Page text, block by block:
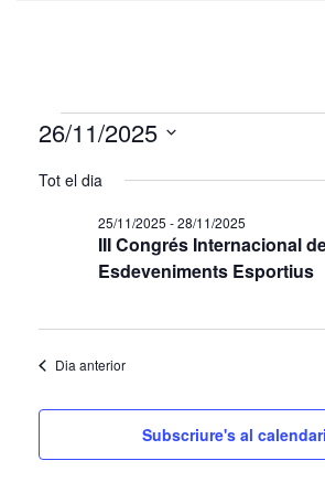
Esdeveniments
del
26/11/2025
26/11/2025
una
Tot el dia
III Congrés Internacional
Esdeveniments Esportius
25/11/2025 -28/11/2025
Dia anterior
Subscriure's al calendari